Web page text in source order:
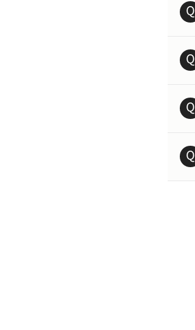
Q
Q
Q
Q